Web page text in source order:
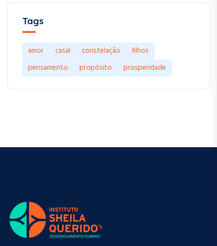
Tags
amor casal constelação
filhos
pensamento
propósito prosperidade